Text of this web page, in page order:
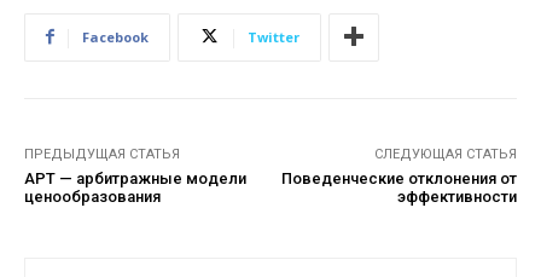
Facebook Twitter
ПРЕДЫДУЩАЯ СТАТЬЯ
APT — арбитражные модели
ценообразования
СЛЕДУЮЩАЯ СТАТЬЯ
Поведенческие отклонения от
эффективности